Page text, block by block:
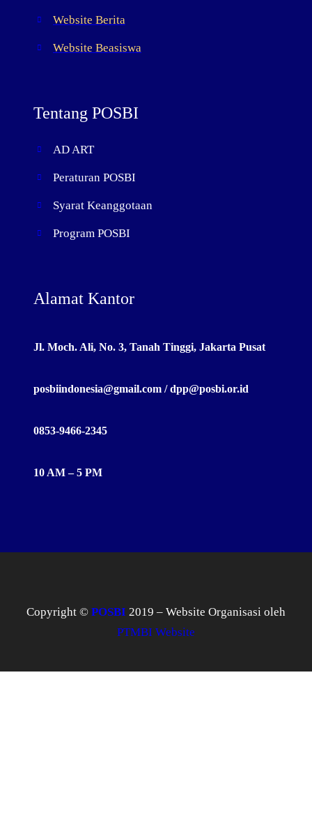
Website Berita
Website Beasiswa
Tentang POSBI
AD ART
Peraturan POSBI
Syarat Keanggotaan
Program POSBI
Alamat Kantor
Jl. Moch. Ali, No. 3, Tanah Tinggi, Jakarta Pusat
posbiindonesia@gmail.com / dpp@posbi.or.id
0853-9466-2345
10 AM – 5 PM
Copyright © POSBI 2019 – Website Organisasi oleh
PTMBI Website